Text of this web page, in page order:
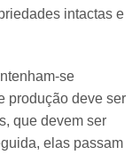
intactas e
se
produção deve ser
que devem ser
elas passam